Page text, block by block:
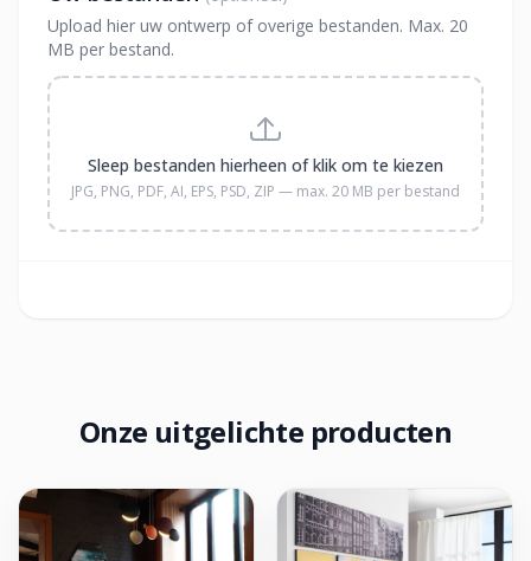
Upload hier uw ontwerp of overige bestanden. Max. 20
MB per bestand.
Sleep bestanden hierheen of klik om te kiezen
JPG, PNG, PDF, AI, EPS, PSD, ZIP — max. 20 MB per bestand
Onze uitgelichte producten